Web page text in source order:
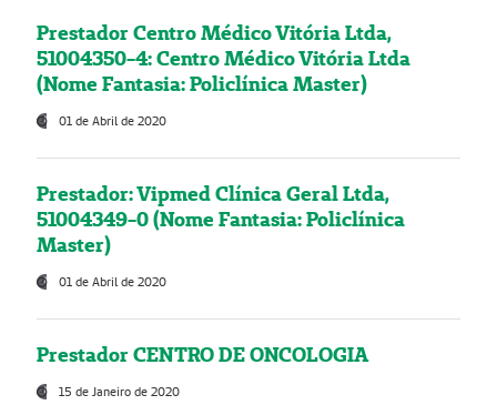
Prestador Centro Médico Vitória Ltda,
51004350-4: Centro Médico Vitória Ltda
(Nome Fantasia: Policlínica Master)
01 de Abril de 2020
Prestador: Vipmed Clínica Geral Ltda,
51004349-0 (Nome Fantasia: Policlínica
Master)
01 de Abril de 2020
Prestador CENTRO DE ONCOLOGIA
15 de Janeiro de 2020